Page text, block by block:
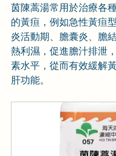
茵陳蒿湯常用於治療各
的黃疸，例如急性黃疸
炎活動期、膽囊炎、膽
熱利濕，促進膽汁排泄
素水平，從而有效緩解
肝功能。